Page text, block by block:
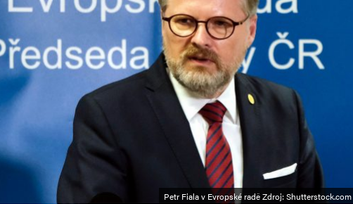
Petr Fiala v Evropské radě Zdroj: Shutterstock.com